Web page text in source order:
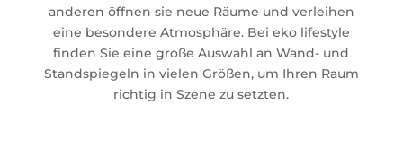
anderen öffnen sie neue Räume und verleihen
eine besondere Atmosphäre. Bei eko lifestyle
finden Sie eine große Auswahl an Wand- und
Standspiegeln in vielen Größen, um Ihren Raum
richtig in Szene zu setzten.